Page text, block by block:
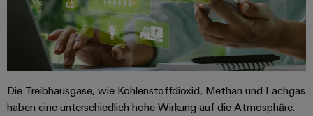
Wasseraufbereitung
&
Abwasseraufbereitung
Lösungen
die
Wasser-
Automaten
Software
Markierer
Industriedrucker
Die Treibhausgase, wie Kohlenstoffdioxid, Methan und Lachgas
haben eine unterschiedlich hohe Wirkung auf die Atmosphäre.